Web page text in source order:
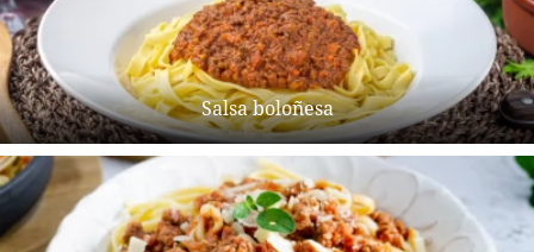
Salsa boloñesa